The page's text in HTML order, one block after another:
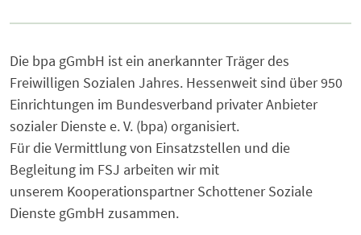
Die bpa gGmbH ist ein anerkannter Träger des
Freiwilligen Sozialen Jahres. Hessenweit sind über 950
Einrichtungen im Bundesverband privater Anbieter
sozialer Dienste e. V. (bpa) organisiert.
Für die Vermittlung von Einsatzstellen und die
Begleitung im FSJ arbeiten wir mit
unserem Kooperationspartner Schottener Soziale
Dienste gGmbH zusammen.